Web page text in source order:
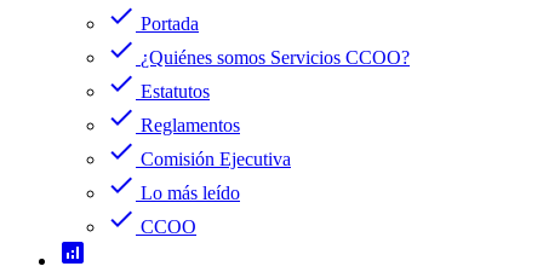
check Portada
check ¿Quiénes somos Servicios CCOO?
check Estatutos
check Reglamentos
check Comisión Ejecutiva
check Lo más leído
check CCOO
analytics